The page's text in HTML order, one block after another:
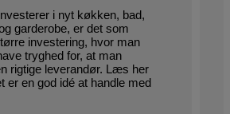
i nyt køkken, bad,
garderobe, er det som
investering, hvor man
tryghed for, at man
rigtige leverandør. Læs her
er en god idé at handle med